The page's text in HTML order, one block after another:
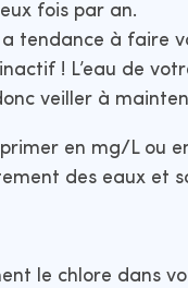
fois par an.
tendance à faire
! L’eau de
veiller à
en mg/L ou
des eaux et
le chlore dans